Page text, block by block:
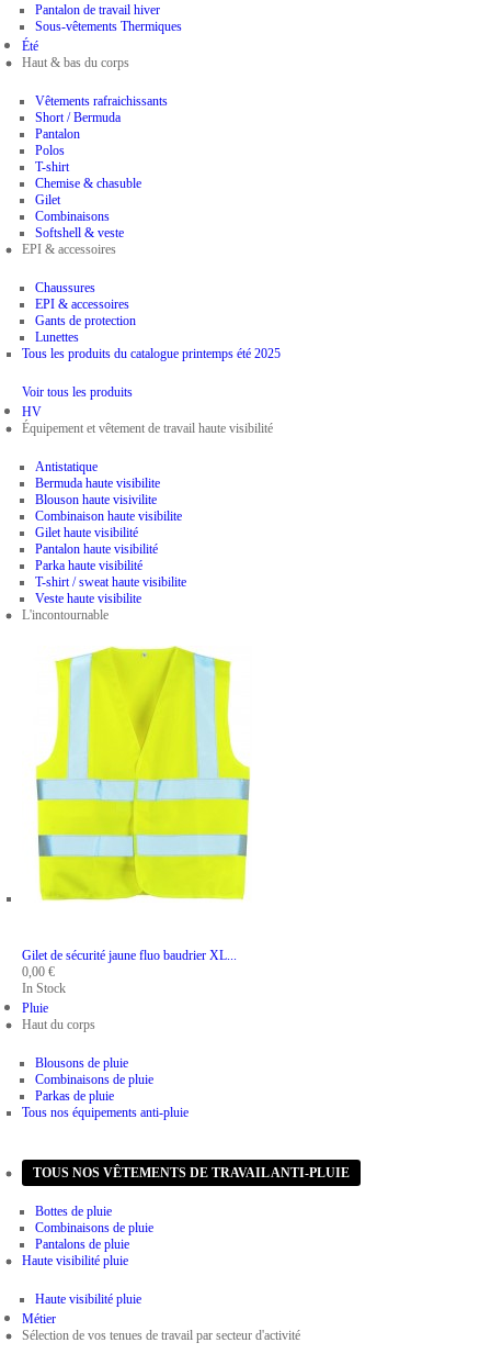
Pantalon de travail hiver
Sous-vêtements Thermiques
Été
Haut & bas du corps
Vêtements rafraichissants
Short / Bermuda
Pantalon
Polos
T-shirt
Chemise & chasuble
Gilet
Combinaisons
Softshell & veste
EPI & accessoires
Chaussures
EPI & accessoires
Gants de protection
Lunettes
Tous les produits du catalogue printemps été 2025
Voir tous les produits
HV
Équipement et vêtement de travail haute visibilité
Antistatique
Bermuda haute visibilite
Blouson haute visivilite
Combinaison haute visibilite
Gilet haute visibilité
Pantalon haute visibilité
Parka haute visibilité
T-shirt / sweat haute visibilite
Veste haute visibilite
L'incontournable
Gilet de sécurité jaune fluo baudrier XL...
0,00 €
In Stock
Pluie
Haut du corps
Blousons de pluie
Combinaisons de pluie
Parkas de pluie
Tous nos équipements anti-pluie
TOUS NOS VÊTEMENTS DE TRAVAIL ANTI-PLUIE
Bas du corps
Bottes de pluie
Combinaisons de pluie
Pantalons de pluie
Haute visibilité pluie
Haute visibilité pluie
Métier
Sélection de vos tenues de travail par secteur d'activité